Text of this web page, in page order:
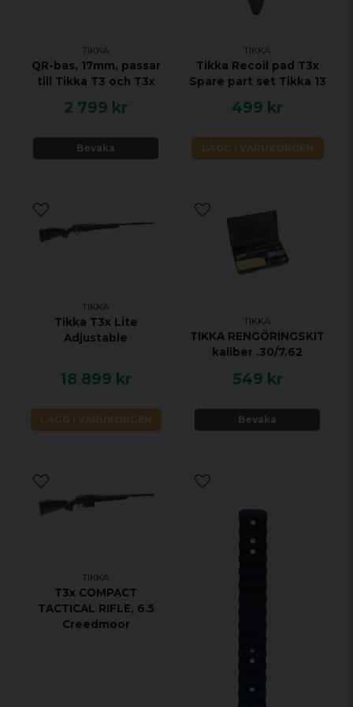
TIKKA
QR-bas, 17mm, passar
till Tikka T3 och T3x
2 799 kr
Bevaka
TIKKA
Tikka Recoil pad T3x
Spare part set Tikka 13
499 kr
LÄGG I VARUKORGEN
TIKKA
Tikka T3x Lite
Adjustable
18 899 kr
LÄGG I VARUKORGEN
TIKKA
TIKKA RENGÖRINGSKIT
kaliber .30/7.62
549 kr
Bevaka
TIKKA
T3x COMPACT
TACTICAL RIFLE, 6.5
Creedmoor
UTLÖSARE TVÅSTEGS TRIGGER
MATERIAL ROSTFRITT STÅL
STOCK MATERIAL LAMINAT
STOCK FINISH OLJAD ORANGE
GÄNGAD WS
JUSTERBAR KOLVKAM NEJ
UTBYTBART GREPP NEJ
RAFFLAD BULT NEJ
Legendarisk noggrannhet sedan 1918